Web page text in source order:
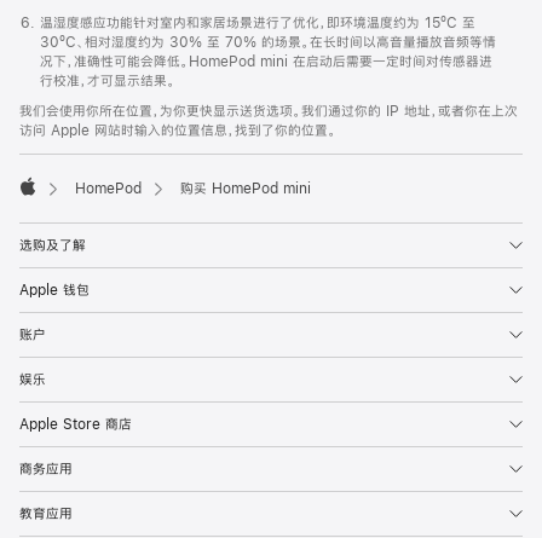
温湿度感应功能针对室内和家居场景进行了优化，即环境温度约为 15ºC 至
30ºC、相对湿度约为 30% 至 70% 的场景。在长时间以高音量播放音频等情
况下，准确性可能会降低。HomePod mini 在启动后需要一定时间对传感器进
行校准，才可显示结果。
我们会使用你所在位置，为你更快显示送货选项。我们通过你的 IP 地址，或者你在上次
访问 Apple 网站时输入的位置信息，找到了你的位置。
HomePod 购买 HomePod mini
选购及了解
Apple 钱包
账户
娱乐
Apple Store 商店
商务应用
教育应用